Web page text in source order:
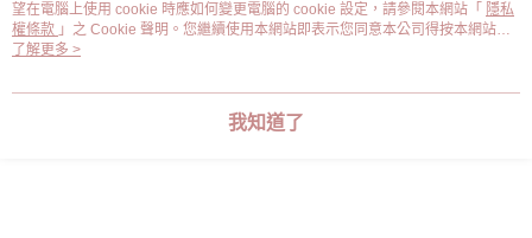
望在電腦上使用 cookie 時應如何變更電腦的 cookie 設定，請參閱本網站「 隱私
權條款 」之 Cookie 聲明。您繼續使用本網站即表示您同意本公司得按本網站使
用條款之 Cookie 聲明使用 cookie。
了解更多 >
我知道了